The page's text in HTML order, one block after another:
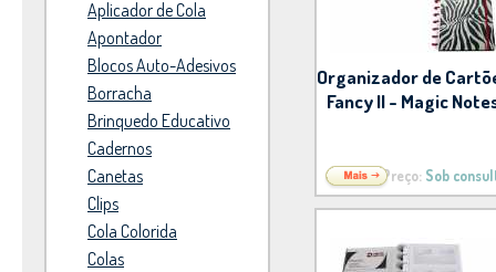
Aplicador de Cola
Apontador
Blocos Auto-Adesivos
Borracha
Brinquedo Educativo
Cadernos
Canetas
Clips
Cola Colorida
Colas
Organizador de
Fancy II - Magic
Preço: Sob